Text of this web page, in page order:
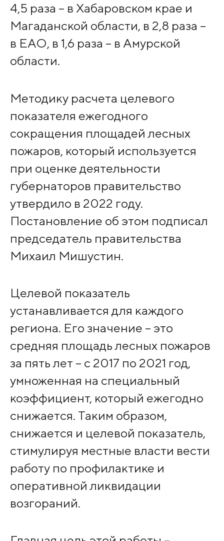
4,5 раза – в Хабаровском крае и
Магаданской области, в 2,8 раза –
в ЕАО, в 1,6 раза – в Амурской
области.
Методику расчета целевого
показателя ежегодного
сокращения площадей лесных
пожаров, который используется
при оценке деятельности
губернаторов правительство
утвердило в 2022 году.
Постановление об этом подписал
председатель правительства
Михаил Мишустин.
Целевой показатель
устанавливается для каждого
региона. Его значение – это
средняя площадь лесных пожаров
за пять лет – с 2017 по 2021 год,
умноженная на специальный
коэффициент, который ежегодно
снижается. Таким образом,
снижается и целевой показатель,
стимулируя местные власти вести
работу по профилактике и
оперативной ликвидации
возгораний.